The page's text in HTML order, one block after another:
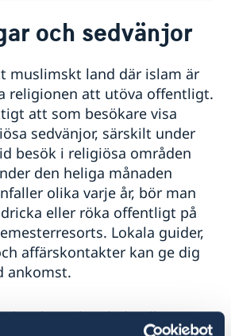
på Maldiverna
och katastrofer
säkerhet
- Maldiverna
och sedvänjor
muslimskt land där islam är
religionen att utöva offentligt.
att som besökare visa
sedvänjor, särskilt under
besök i religiösa områden
den heliga månaden
olika varje år, bör man
eller röka offentligt på
Lokala guider,
affärskontakter kan ge dig
ankomst.
lagar kan leda till